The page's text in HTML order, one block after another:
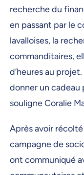
recherche du
en passant par le
lavalloises, la
commanditaires,
d’heures au
donner un cadeau
souligne Coralie
Après avoir
campagne de
ont communiqué